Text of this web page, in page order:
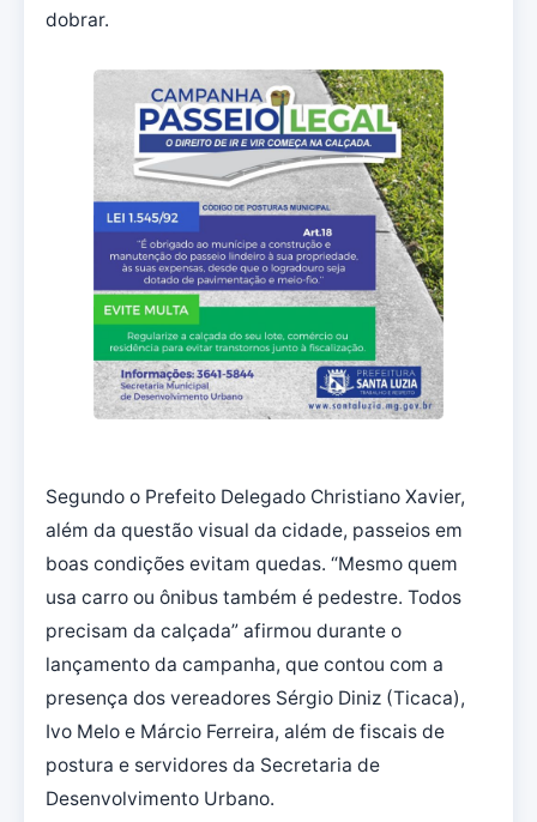
dobrar.
Segundo o Prefeito Delegado Christiano Xavier,
além da questão visual da cidade, passeios em
boas condições evitam quedas. “Mesmo quem
usa carro ou ônibus também é pedestre. Todos
precisam da calçada” afirmou durante o
lançamento da campanha, que contou com a
presença dos vereadores Sérgio Diniz (Ticaca),
Ivo Melo e Márcio Ferreira, além de fiscais de
postura e servidores da Secretaria de
Desenvolvimento Urbano.